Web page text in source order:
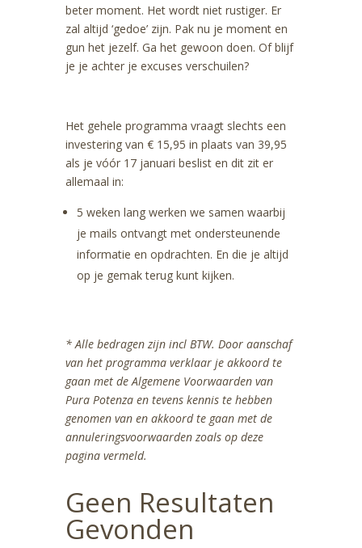
beter moment. Het wordt niet rustiger. Er
zal altijd ‘gedoe’ zijn. Pak nu je moment en
gun het jezelf. Ga het gewoon doen. Of blijf
je je achter je excuses verschuilen?
Het gehele programma vraagt slechts een
investering van € 15,95 in plaats van 39,95
als je vóór 17 januari beslist en dit zit er
allemaal in:
5 weken lang werken we samen waarbij
je mails ontvangt met ondersteunende
informatie en opdrachten. En die je altijd
op je gemak terug kunt kijken.
* Alle bedragen zijn incl BTW. Door aanschaf
van het programma verklaar je akkoord te
gaan met de Algemene Voorwaarden van
Pura Potenza en tevens kennis te hebben
genomen van en akkoord te gaan met de
annuleringsvoorwaarden zoals op deze
pagina vermeld.
Geen Resultaten
Gevonden